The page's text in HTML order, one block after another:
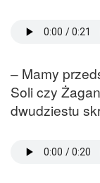
– Mamy
Soli czy
dwudziestu